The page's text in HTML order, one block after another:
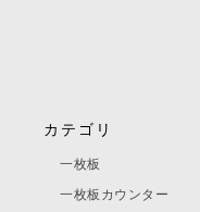
カテゴリ
一枚板
一枚板カウンター